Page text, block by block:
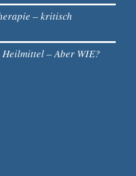
– kritisch
– Aber WIE?